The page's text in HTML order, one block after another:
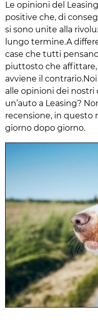
Le opinioni del
positive che, di
si sono unite alla
lungo termine.A
case che tutti
piuttosto che affittare,
avviene il
alle opinioni dei nostri
un’auto a Leasing?
recensione, in questo
giorno dopo giorno.